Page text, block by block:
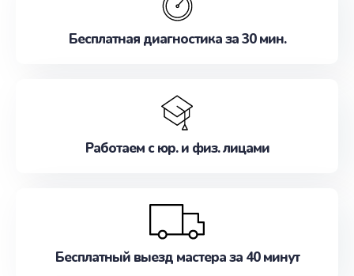
Бесплатная диагностика за 30 мин.
Работаем с юр. и физ. лицами
Бесплатный выезд мастера за 40 минут